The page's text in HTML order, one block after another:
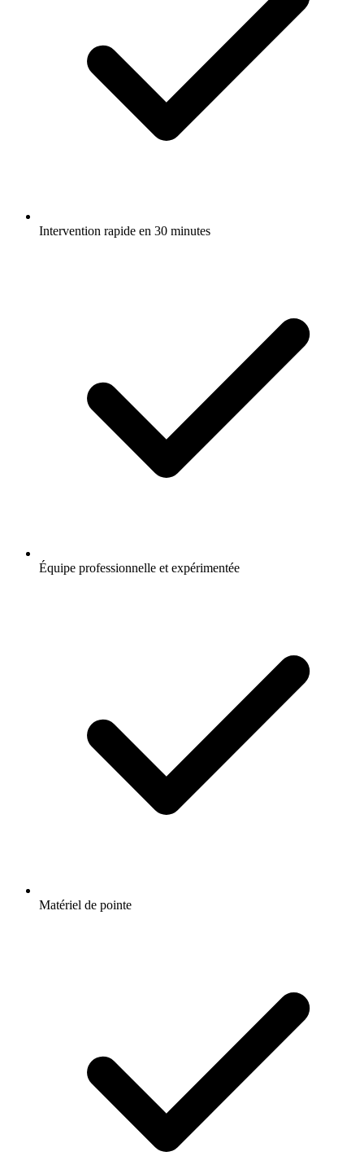
Intervention rapide en 30 minutes
Équipe professionnelle et expérimentée
Matériel de pointe